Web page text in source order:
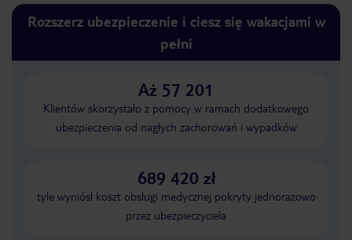
Rozszerz ubezpieczenie i ciesz się wakacjami w
pełni
Aż 57 201
Klientów skorzystało z pomocy w ramach dodatkowego
ubezpieczenia od nagłych zachorowań i wypadków
689 420 zł
tyle wyniósł koszt obsługi medycznej pokryty jednorazowo
przez ubezpieczyciela